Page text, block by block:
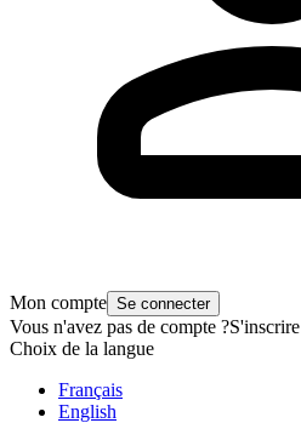
Mon compte Se connecter
Vous n'avez pas de compte ?S'inscrire
Choix de la langue
Français
English